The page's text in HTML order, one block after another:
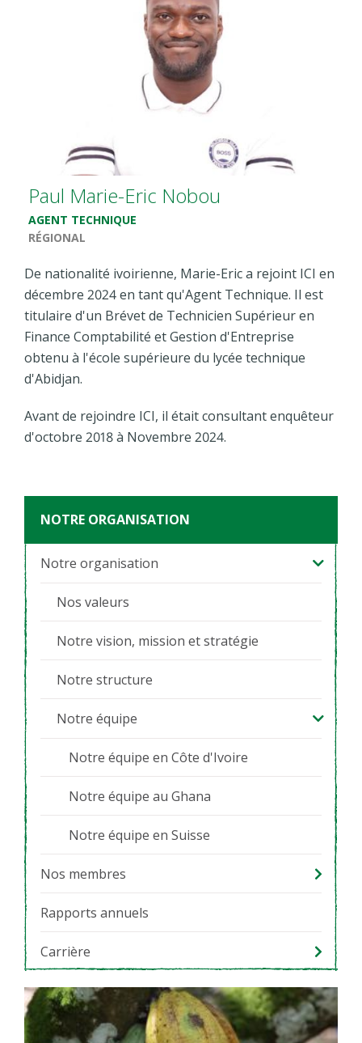
Paul Marie-Eric Nobou
AGENT TECHNIQUE
RÉGIONAL
De nationalité ivoirienne, Marie-Eric a rejoint ICI en
décembre 2024 en tant qu'Agent Technique. Il est
titulaire d'un Brévet de Technicien Supérieur en
Finance Comptabilité et Gestion d'Entreprise
obtenu à l'école supérieure du lycée technique
d'Abidjan.
Avant de rejoindre ICI, il était consultant enquêteur
d'octobre 2018 à Novembre 2024.
NOTRE ORGANISATION
Notre organisation
Nos valeurs
Notre vision, mission et stratégie
Notre structure
Notre équipe
Notre équipe en Côte d'Ivoire
Notre équipe au Ghana
Notre équipe en Suisse
Nos membres
Rapports annuels
Carrière